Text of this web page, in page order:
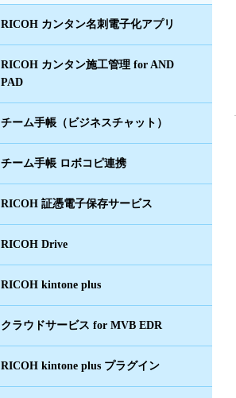
RICOH カンタン名刺電子化アプリ
RICOH カンタン施工管理 for AND
PAD
チーム手帳（ビジネスチャット）
チーム手帳 ロボコピ連携
RICOH 証憑電子保存サービス
RICOH Drive
RICOH kintone plus
クラウドサービス for MVB EDR
RICOH kintone plus プラグイン